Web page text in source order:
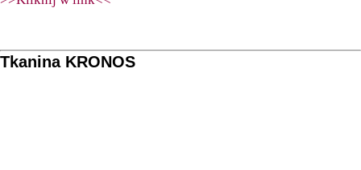
Tkanina KRONOS